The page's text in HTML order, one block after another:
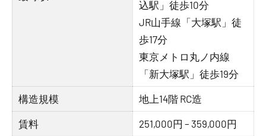
込駅」徒歩10分
JR山手線「大塚駅」徒
歩17分
東京メトロ丸ノ内線
「新大塚駅」徒歩19分
構造規模 地上14階 RC造
賃料 251,000円 – 359,000円